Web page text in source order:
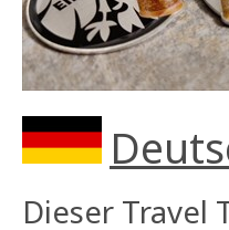
Dieser Travel